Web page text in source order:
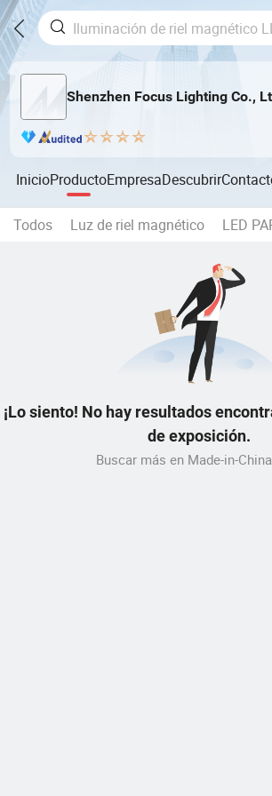
Shenzhen Focus Lighting Co.,
InicioProductoEmpresaDescubrir
Todos Luz de riel magnético LED
¡Lo siento! No hay resultados
de exposición.
Buscar más en Made-in-